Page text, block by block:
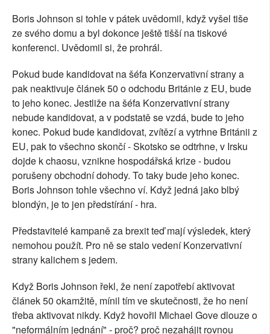
Boris Johnson si tohle v pátek uvědomil, když vyšel tiše
ze svého domu a byl dokonce ještě tišší na tiskové
konferenci. Uvědomil si, že prohrál.
Pokud bude kandidovat na šéfa Konzervativní strany a
pak neaktivuje článek 50 o odchodu Británie z EU, bude
to jeho konec. Jestliže na šéfa Konzervativní strany
nebude kandidovat, a v podstatě se vzdá, bude to jeho
konec. Pokud bude kandidovat, zvítězí a vytrhne Británii z
EU, pak to všechno skončí - Skotsko se odtrhne, v Irsku
dojde k chaosu, vznikne hospodářská krize - budou
porušeny obchodní dohody. To taky bude jeho konec.
Boris Johnson tohle všechno ví. Když jedná jako blbý
blondýn, je to jen předstírání - hra.
Představitelé kampaně za brexit teď mají výsledek, který
nemohou použít. Pro ně se stalo vedení Konzervativní
strany kalichem s jedem.
Když Boris Johnson řekl, že není zapotřebí aktivovat
článek 50 okamžitě, mínil tím ve skutečnosti, že ho není
třeba aktivovat nikdy. Když hovořil Michael Gove dlouze o
"neformálním jednání" - proč? proč nezahájit rovnou